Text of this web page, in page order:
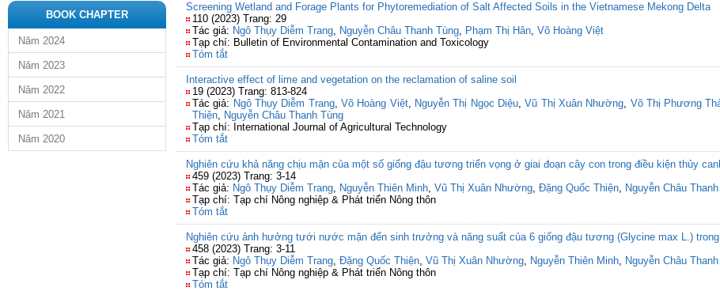
BOOK CHAPTER
Năm 2024
Năm 2023
Năm 2022
Năm 2021
Năm 2020
Screening Wetland and Forage Plants for Phytoremediation of Salt Affected Soils in the Vietnamese Mekong Delta
110 (2023) Trang: 29
Tác giả: Ngô Thụy Diễm Trang, Nguyễn Châu Thanh Tùng, Phạm Thị Hân, Võ Hoàng Việt
Tạp chí: Bulletin of Environmental Contamination and Toxicology
Tóm tắt
Interactive effect of lime and vegetation on the reclamation of saline soil
19 (2023) Trang: 813-824
Tác giả: Ngô Thụy Diễm Trang, Võ Hoàng Việt, Nguyễn Thị Ngọc Diệu,Vũ Thị Xuân Nhường, Võ Thị Phương
Thiện, Nguyễn Châu Thanh Tùng
Tạp chí: International Journal of Agricultural Technology
Tóm tắt
Nghiên cứu khả năng chịu mặn của một số giống đậu tương triển vọng ở giai đoạn cây con trong điều kiện thủy
459 (2023) Trang: 3-14
Tác giả: Ngô Thụy Diễm Trang, Nguyễn Thiên Minh, Vũ Thị Xuân Nhường, Đặng Quốc Thiện, Nguyễn Châu
Tạp chí: Tạp chí Nông nghiệp & Phát triển Nông thôn
Tóm tắt
Nghiên cứu ảnh hưởng tưới nước mặn đến sinh trưởng và năng suất của 6 giống đậu tương (Glycine max L.)
458 (2023) Trang: 3-11
Tác giả: Ngô Thụy Diễm Trang, Đặng Quốc Thiện, Vũ Thị Xuân Nhường, Nguyễn Thiên Minh, Nguyễn Châu
Tạp chí: Tạp chí Nông nghiệp & Phát triển Nông thôn
Tóm tắt